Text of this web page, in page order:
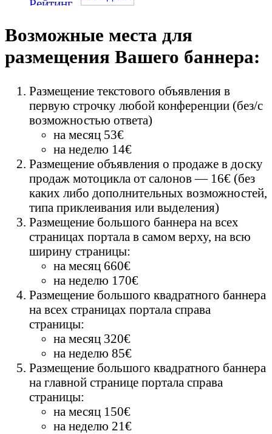
Возможные места для
размещения Вашего баннера:
Размещение текстового объявления в
первую строчку любой конференции (без/с
возможностью ответа)
на месяц 53€
на неделю 14€
Размещение объявления о продаже в доску
продаж мотоцикла от салонов — 16€ (без
каких либо дополнительных возможностей,
типа приклеивания или выделения)
Размещение большого баннера на всех
страницах портала в самом верху, на всю
ширину страницы:
на месяц 660€
на неделю 170€
Размещение большого квадратного баннера
на всех страницах портала справа
страницы:
на месяц 320€
на неделю 85€
Размещение большого квадратного баннера
на главной странице портала справа
страницы:
на месяц 150€
на неделю 21€